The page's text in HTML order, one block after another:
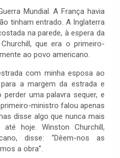
Mundial. A França havia
tinham entrado. A Inglaterra
na parede, à espera da
que era o primeiro-
ao povo americano.
com minha esposa ao
a margem da estrada e
uma palavra sequer, e
ministro falou apenas
disse algo que nunca mais
hoje. Winston Churchill,
disse: “Dêem-nos as
a obra”.